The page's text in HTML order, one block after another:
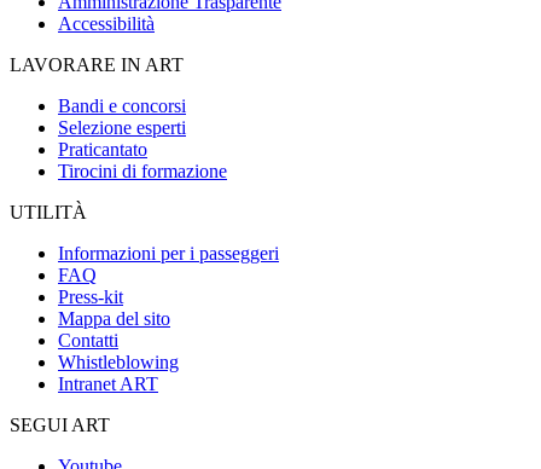
Accessibilità
LAVORARE IN ART
Bandi e concorsi
Selezione esperti
Praticantato
Tirocini di formazione
UTILITÀ
Informazioni per i passeggeri
FAQ
Press-kit
Mappa del sito
Contatti
Whistleblowing
Intranet ART
SEGUI ART